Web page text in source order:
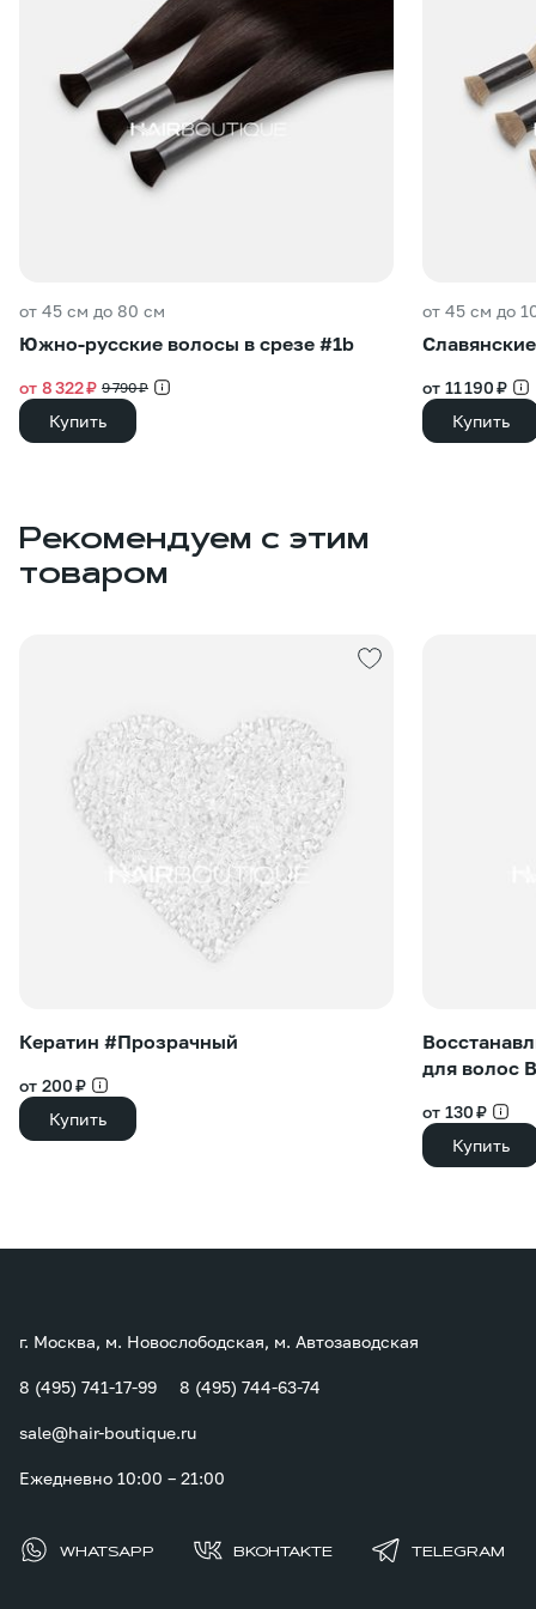
от 45 см до 80 см
Южно-русские волосы в срезе #1b
от 8 322 ₽ 9 790 ₽
Купить
от 45 см до
от 11 190 ₽
Купить
Рекомендуем с этим
товаром
Кератин #Прозрачный
от 200 ₽
Купить
для волос
от 130 ₽
Купить
г. Москва, м. Новослободская, м. Автозаводская
8 (495) 741-17-99 8 (495) 744-63-74
sale@hair-boutique.ru
Ежедневно 10:00 – 21:00
WHATSAPP ВКОНТАКТЕ TELEGRAM